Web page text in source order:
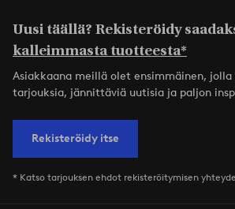
Uusi täällä? Rekisteröidy
kalleimmasta tuotteesta*
Asiakkaana meillä olet ensimmäinen, jolla
tarjouksia, jännittäviä uutisia ja paljon
Rekisteröidy itse
* Katso tarjouksen ehdot rekisteröitymisen